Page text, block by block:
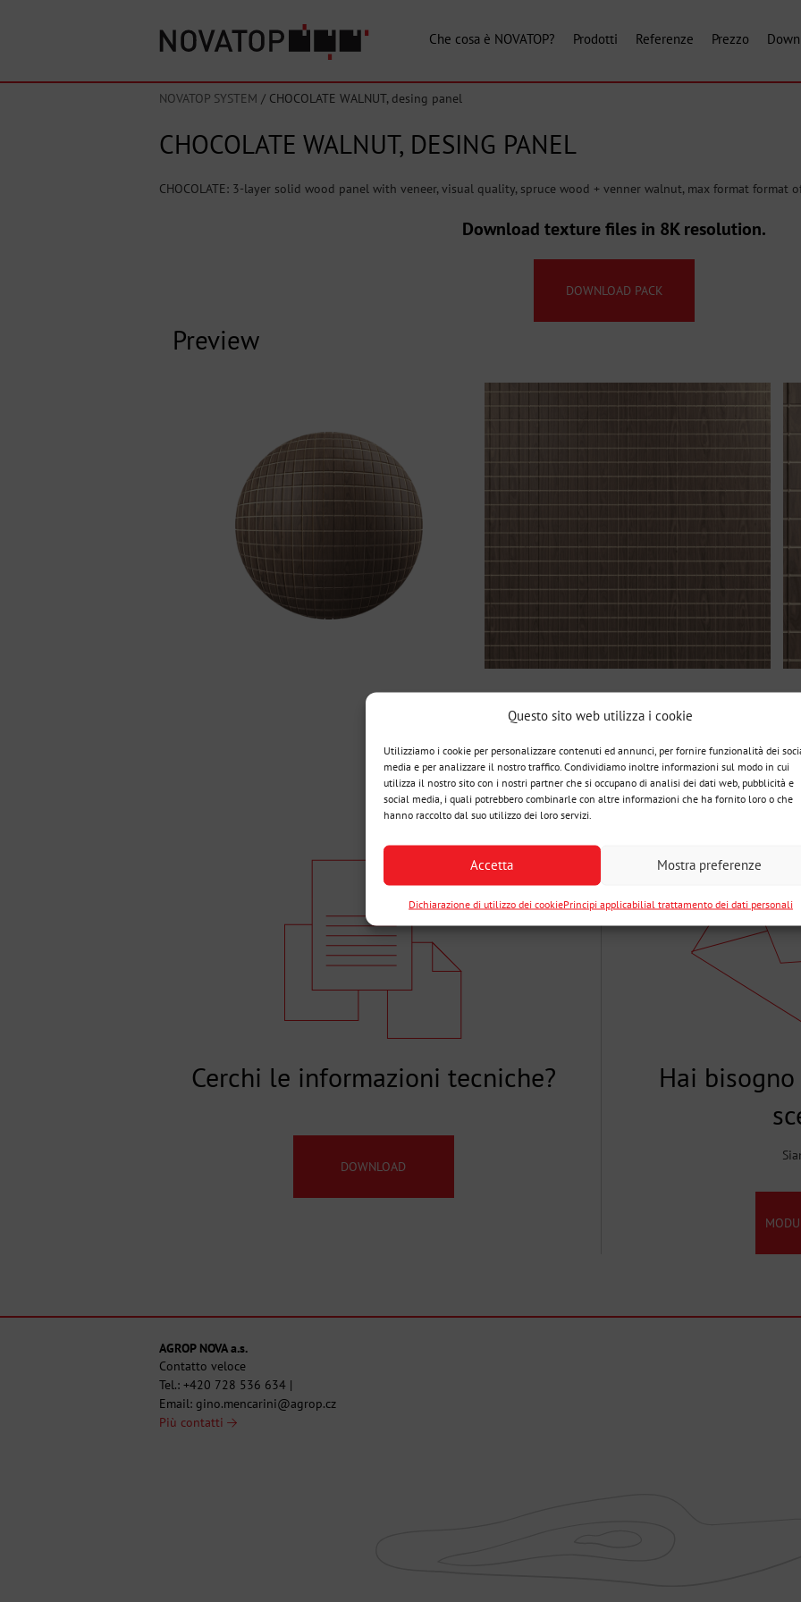
Questo sito web utilizza i cookie
Utilizziamo i cookie per personalizzare contenuti ed annunci, per fornire funzionalità dei
media e per analizzare il nostro traffico. Condividiamo inoltre informazioni sul modo in cui
utilizza il nostro sito con i nostri partner che si occupano di analisi dei dati web, pubblicità e
social media, i quali potrebbero combinarle con altre informazioni che ha fornito loro o che
hanno raccolto dal suo utilizzo dei loro servizi.
Accetta Mostra preferenze
Dichiarazione di utilizzo dei cookiePrincipi applicabilial trattamento dei dati personali
Che cosa è NOVATOP? Prodotti Referenze Prezzo
NOVATOP SYSTEM / CHOCOLATE WALNUT, desing panel
CHOCOLATE WALNUT, DESING PANEL
CHOCOLATE: 3-layer solid wood panel with veneer, visual quality, spruce wood + venner walnut, max format format
Download texture files in 8K resolution.
DOWNLOAD PACK
Preview
Cerchi le informazioni tecniche?
DOWNLOAD
Hai
AGROP NOVA a.s.
Contatto veloce
Tel.: +420 728 536 634 |
Email: gino.mencarini@agrop.cz
Più contatti